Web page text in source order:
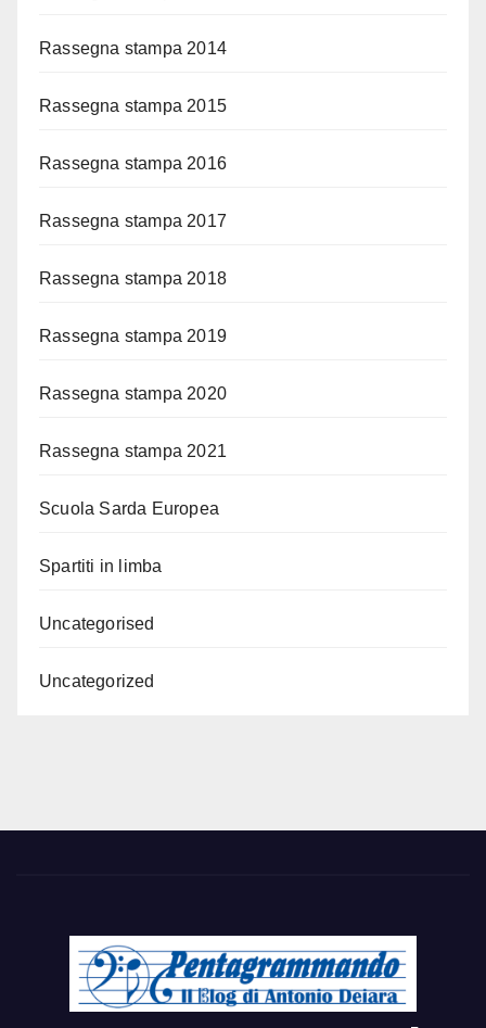
Rassegna stampa 2014
Rassegna stampa 2015
Rassegna stampa 2016
Rassegna stampa 2017
Rassegna stampa 2018
Rassegna stampa 2019
Rassegna stampa 2020
Rassegna stampa 2021
Scuola Sarda Europea
Spartiti in limba
Uncategorised
Uncategorized